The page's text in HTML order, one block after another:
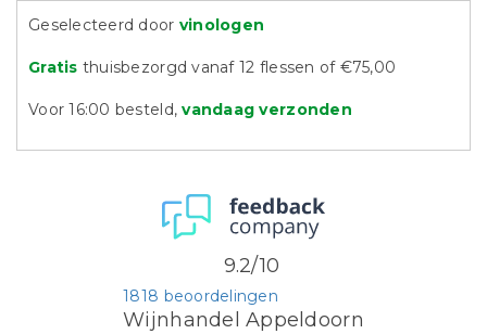
Geselecteerd door vinologen
Gratis thuisbezorgd vanaf 12 flessen of €75,00
Voor 16:00 besteld,vandaag verzonden
Wijnhandel Appeldoorn
1818 beoordelingen
9.2/10